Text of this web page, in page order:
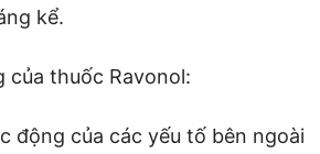
kể.
của thuốc Ravonol:
động của các yếu tố bên ngoài